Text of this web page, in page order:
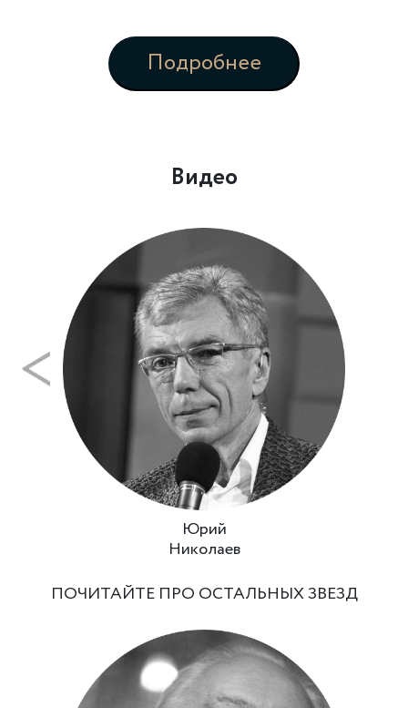
Подробнее
Видео
Юрий
Николаев
ПОЧИТАЙТЕ ПРО ОСТАЛЬНЫХ ЗВЕЗД